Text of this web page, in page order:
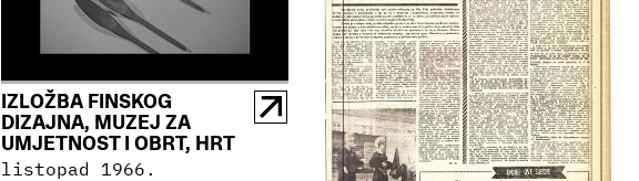
IZLOŽBA FINSKOG
DIZAJNA, MUZEJ ZA
UMJETNOST I OBRT, HRT
listopad 1966.